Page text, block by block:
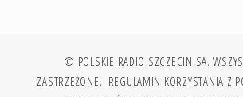
© POLSKIE RADIO SZCZECIN SA.
ZASTRZEŻONE. REGULAMIN KORZYSTANIA Z